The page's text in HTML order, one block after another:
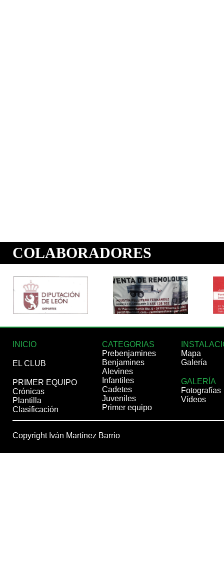
INICIO
EL CLUB
PRIMER EQUIPO
Crónicas
Plantilla
Clasificación
CATEGORIAS
Prebenjamines
Benjamines
Alevines
Infantiles
Cadetes
Juveniles
Primer equipo
Mapa
Galería
GALERÍA
Fotografías
Vídeos
Copyright Iván Martínez Barrio